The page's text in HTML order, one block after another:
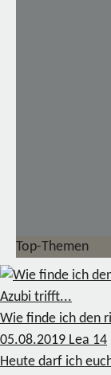
Top-Themen
Azubi trifft...
Wie finde ich den
05.08.2019 Lea 14
Heute darf ich